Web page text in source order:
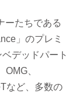
ーたちである
」のプレミ
デッドパート
、
など、多数の